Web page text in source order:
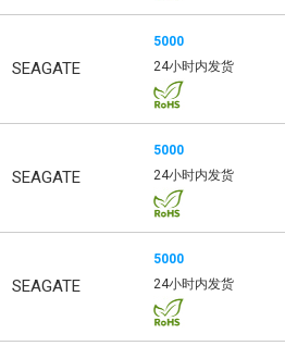
SEAGATE
5000
24小时内发货
SEAGATE
5000
24小时内发货
SEAGATE
5000
24小时内发货